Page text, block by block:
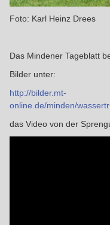
Foto: Karl Heinz Drees
Das Mindener Tageblatt
Bilder unter:
http://bilder.mt-
online.de/minden/
das Video von der